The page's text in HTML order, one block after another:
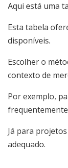
Aqui está uma
Esta tabela
disponíveis.
Escolher o
contexto de
Por exemplo,
Já para
adequado.